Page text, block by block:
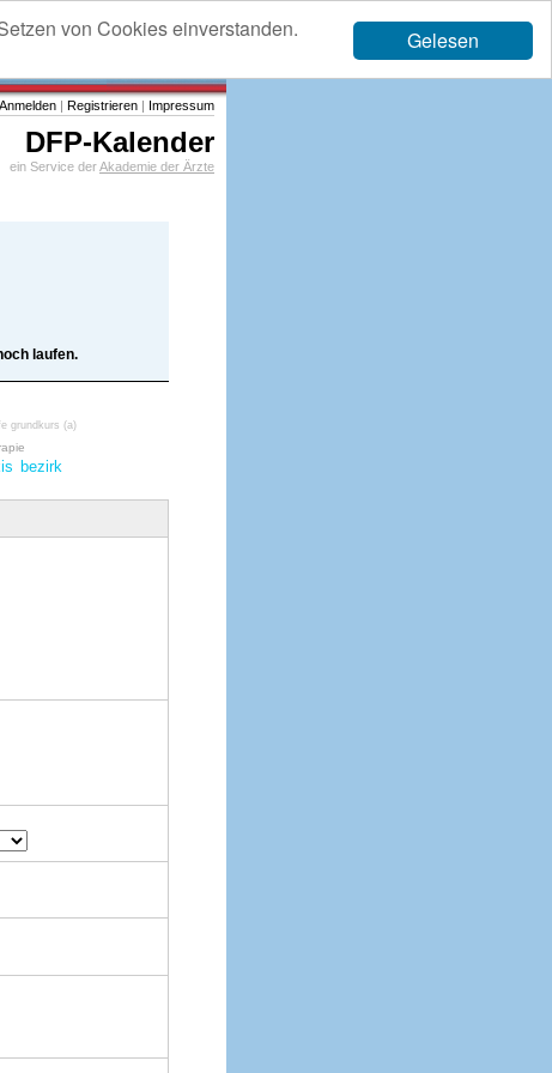
Gelesen
von Cookies einverstanden.
Anmelden | Registrieren | Impressum
DFP-Kalender
ein Service derAkademie der Ärzte
laufen.
grundkurs (a)
bezirk